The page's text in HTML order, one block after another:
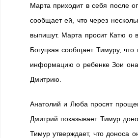
Марта приходит в себя после
сообщает ей, что через
выпишут. Марта просит Катю о
Богуцкая сообщает Тимуру, что
информацию о ребенке Зои
Дмитрию.
Анатолий и Люба просят
Дмитрий показывает Тимур
Тимур утверждает, что доноса